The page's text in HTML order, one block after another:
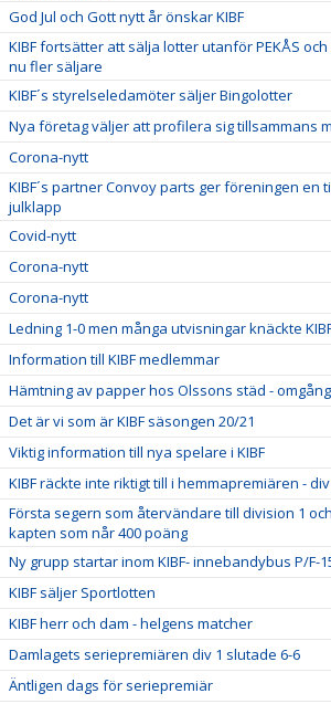
God Jul och Gott nytt år önskar KIBF
KIBF fortsätter att sälja lotter utanför PEKÅS
nu fler säljare
KIBF´s styrelseledamöter säljer Bingolotter
Nya företag väljer att profilera sig tillsammans
Corona-nytt
KIBF´s partner Convoy parts ger föreningen en
julklapp
Covid-nytt
Corona-nytt
Corona-nytt
Ledning 1-0 men många utvisningar knäckte
Information till KIBF medlemmar
Hämtning av papper hos Olssons städ - omgång
Det är vi som är KIBF säsongen 20/21
Viktig information till nya spelare i KIBF
KIBF räckte inte riktigt till i hemmapremiären -
Första segern som återvändare till division 1
kapten som når 400 poäng
Ny grupp startar inom KIBF- innebandybus P/F-
KIBF säljer Sportlotten
KIBF herr och dam - helgens matcher
Damlagets seriepremiären div 1 slutade 6-6
Äntligen dags för seriepremiär